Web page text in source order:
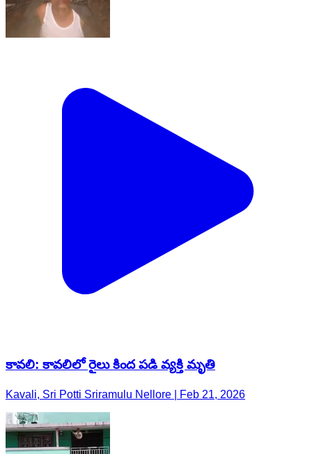
కావలి: కావలిలో రైలు కింద పడి వ్యక్తి మృతి
Kavali, Sri Potti Sriramulu Nellore | Feb 21, 2026